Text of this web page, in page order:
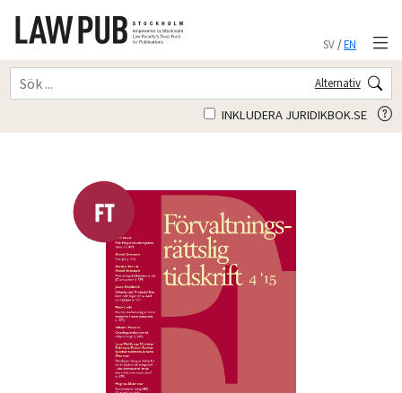
SV/EN
Alternativ
INKLUDERA JURIDIKBOK.SE